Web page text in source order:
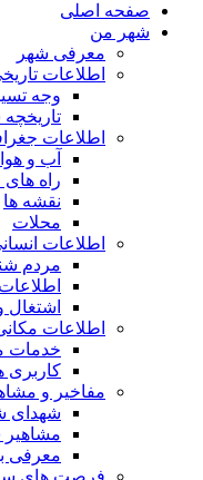
صفحه اصلی
شهر من
معرفی شهر
اطلاعات تاریخی
وجه
تاریخچه
اطلاعات
آب و هوا
راه های
نقشه ها
محلات
اطلاعات انسانی
مردم
اطلاعات
اشتغال و
اطلاعات مکانی
خدمات
کاربری
مفاخیر و
شهدای
مشاهیر
معرفی